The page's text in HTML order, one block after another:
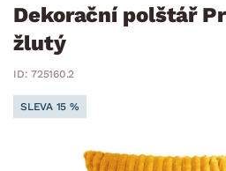
Dekorační polštář
žlutý
ID: 725160.2
SLEVA 15 %